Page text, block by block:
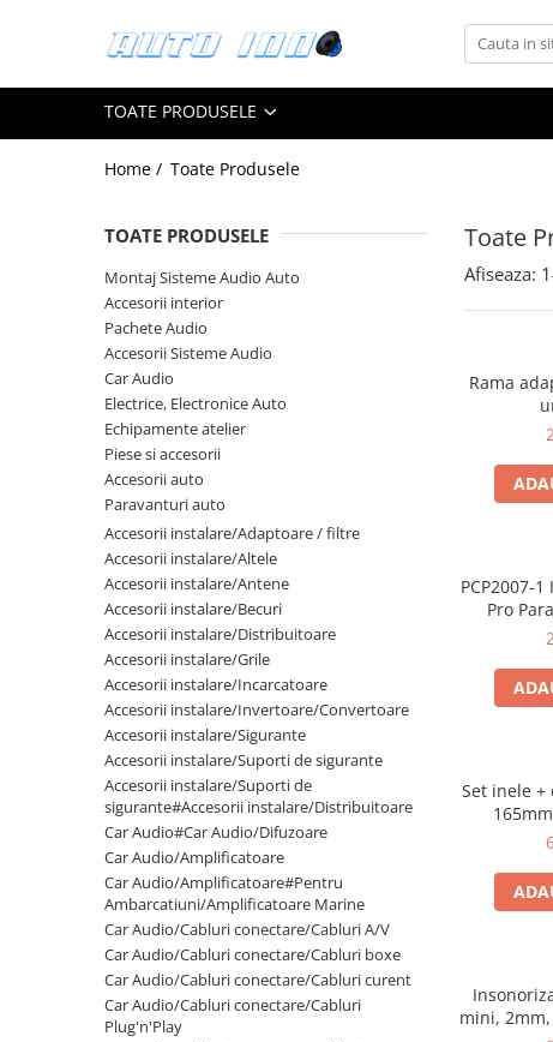
Accesorii interior
Covorase cauciuc auto dedicate
Huse scaun auto dedicate
Odorizant Auto
Plase portbagaj
Tavite portbagaj auto
Pachete Audio
Accesorii Sisteme Audio
Cupla carkit
Cupla radio aftermarket
Cupla radio OEM
Inele boxe auto
Rame radio 1DIN
Rame radio 2DIN
Amplificatoare
CD Playere Auto
Conectori Difuzoare
Difuzoare, boxe auto coaxiale
Difuzoare-Sisteme / Componente
Insonorizant Auto
Vibro absorbant
TOATE PRODUSELE
Home / Toate Produsele
Toate
TOATE PRODUSELE
Montaj Sisteme Audio Auto
Accesorii interior
Pachete Audio
Accesorii Sisteme Audio
Car Audio
Electrice, Electronice Auto
Echipamente atelier
Piese si accesorii
Accesorii auto
Paravanturi auto
Accesorii instalare/Adaptoare / filtre
Accesorii instalare/Altele
Accesorii instalare/Antene
Accesorii instalare/Becuri
Accesorii instalare/Distribuitoare
Accesorii instalare/Grile
Accesorii instalare/Incarcatoare
Accesorii instalare/Invertoare/Convertoare
Accesorii instalare/Sigurante
Accesorii instalare/Suporti de sigurante
Accesorii instalare/Suporti de
sigurante#Accesorii instalare/Distribuitoare
Car Audio#Car Audio/Difuzoare
Car Audio/Amplificatoare
Car Audio/Amplificatoare#Pentru
Ambarcatiuni/Amplificatoare Marine
Car Audio/Cabluri conectare/Cabluri A/V
Car Audio/Cabluri conectare/Cabluri boxe
Car Audio/Cabluri conectare/Cabluri curent
Car Audio/Cabluri conectare/Cabluri
Plug'n'Play
Afiseaza:
Rama
PCP2007-
Pro
spuma
Set inele
mini, 2mm,